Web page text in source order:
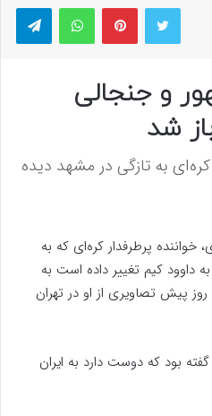
توییتر پینتریستواتس آپ
و جنجالی
شد
به تازگى در مشهد دیده
خواننده پرطرفدار کره‌اى که به
داوود کیم تغییر داده است به
پیش تصاویری از او در تهران
بود که دوست دارد به ایران